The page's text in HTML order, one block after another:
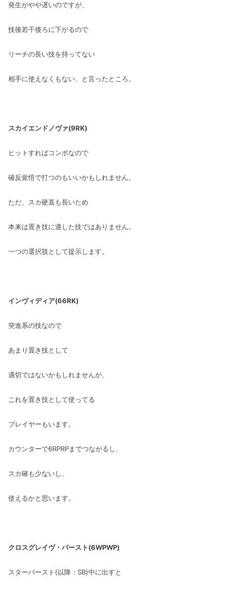
発生がやや遅いのですが、
技後若干後ろに下がるので
リーチの長い技を持ってない
相手に使えなくもない、と言ったところ。
スカイエンドノヴァ(9RK)
ヒットすればコンボなので
確反覚悟で打つのもいいかもしれません。
ただ、スカ硬直も長いため
本来は置き技に適した技ではありません。
一つの選択肢として提示します。
インヴィディア(66RK)
突進系の技なので
あまり置き技として
適切ではないかもしれませんが、
これを置き技として使ってる
プレイヤーもいます。
カウンターで6RPRPまでつながるし、
スカ確も少ないし、
使えるかと思います。
クロスグレイヴ・バースト(6WPWP)
スターバースト(以降：SB)中に出すと